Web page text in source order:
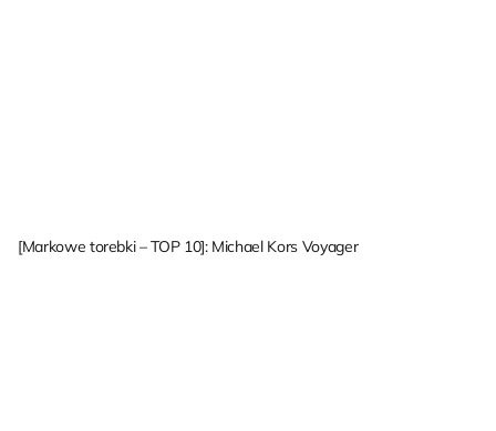
[Markowe torebki – TOP 10]: Michael Kors Voyager